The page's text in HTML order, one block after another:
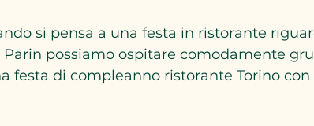
si pensa a una festa in ristorante
Parin possiamo ospitare comodamente
festa di compleanno ristorante Torino